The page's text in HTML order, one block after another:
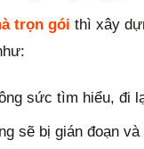
trọn gói thì xây
sức tìm hiểu, đi
sẽ bị gián đoạn